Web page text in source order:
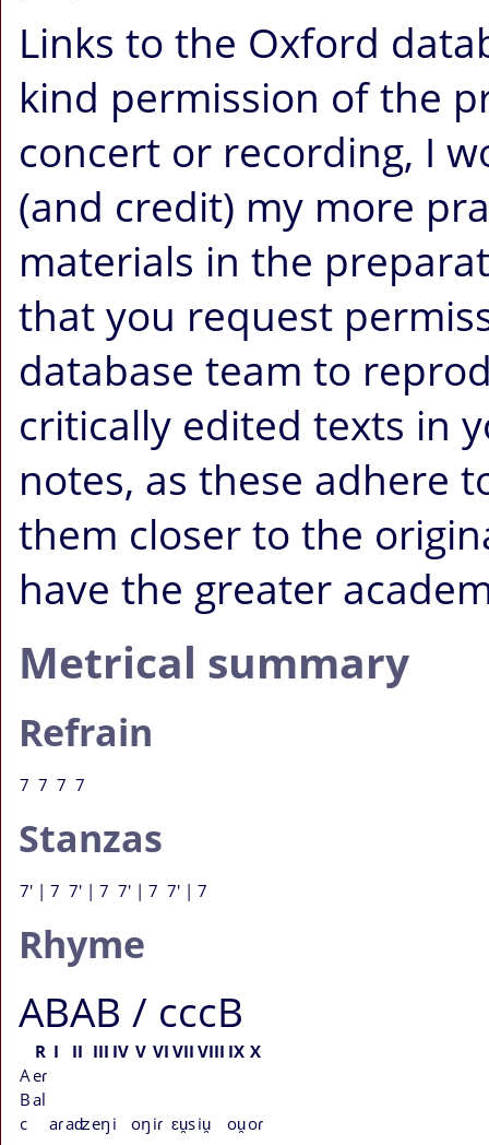
Links to the Oxford
kind permission of the
concert or recording, I
(and credit) my more
materials in the
that you request
database team to
critically edited texts in
notes, as these adhere
them closer to the
have the greater
Metrical summary
Refrain
7 7 7 7
Stanzas
7' | 7 7' | 7 7' | 7 7' | 7
Rhyme
ABAB / cccB
R I II III IV V VI VII VIII IX X
Aeɾ
Bal
c
aɾaʣeŋ i oŋ iɾ ɛu̯siu̯ ou̯oɾ